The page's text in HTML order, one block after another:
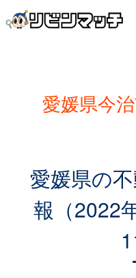
愛媛県今
愛媛県の
報（2022